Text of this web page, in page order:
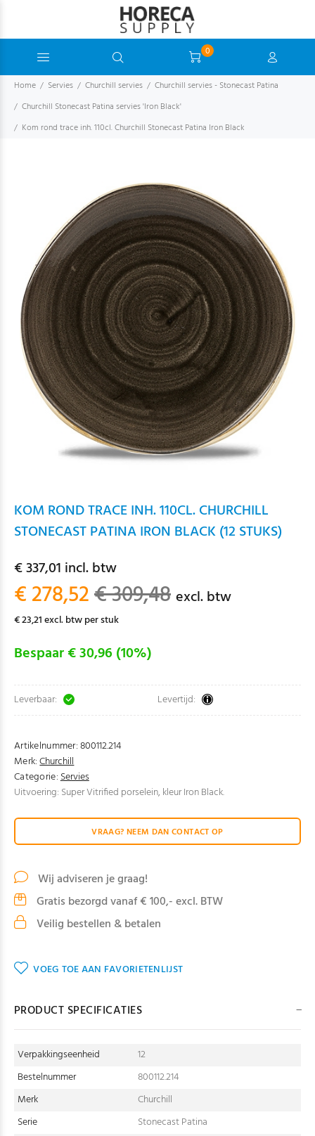
0
Home Servies Churchill servies
Churchill servies - Stonecast Patina
Churchill Stonecast Patina servies 'Iron Black'
Kom rond trace inh. 110cl. Churchill Stonecast Patina Iron Black
KOM ROND TRACE INH. 110CL. CHURCHILL
STONECAST PATINA IRON BLACK (12 STUKS)
€ 337,01 incl. btw
€ 278,52€ 309,48 excl. btw
€ 23,21 excl. btw per stuk
Bespaar € 30,96 (10%)
Leverbaar: Levertijd:
Artikelnummer:800112.214
Merk:Churchill
Categorie:Servies
Uitvoering: Super Vitrified porselein, kleur Iron Black.
VRAAG? NEEM DAN CONTACT OP
Wij adviseren je graag!
Gratis bezorgd vanaf € 100,- excl. BTW
Veilig bestellen & betalen
VOEG TOE AAN FAVORIETENLIJST
PRODUCT SPECIFICATIES
Verpakkingseenheid
12
Bestelnummer
800112.214
Merk
Churchill
Serie
Stonecast Patina